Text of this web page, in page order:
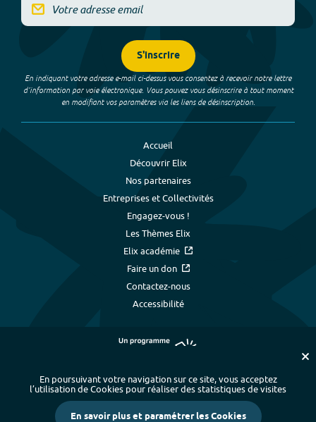
S'inscrire
En indiquant votre adresse e-mail ci-dessus vous consentez à recevoir notre lettre
d’information par voie électronique. Vous pouvez vous désinscrire à tout moment
en modifiant vos paramètres via les liens de désinscription.
Accueil
Découvrir Elix
Nos partenaires
Entreprises et Collectivités
Engagez-vous !
Les Thèmes Elix
Elix académie
Faire un don
Contactez-nous
Accessibilité
Plan du site - Index alphabétique
-
Mentions légales et données personnelles
- Paramétrer les cookies
En poursuivant votre navigation sur ce site, vous acceptez
l’utilisation de Cookies pour réaliser des statistiques de visites
En savoir plus et paramétrer les Cookies